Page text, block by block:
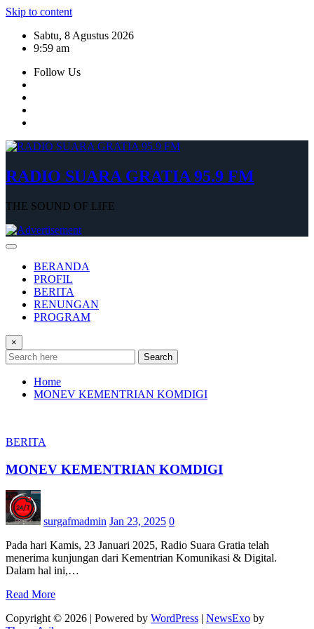
Skip to content
Sabtu, 8 Agustus 2026
9:59 am
Follow Us
RADIO SUARA GRATIA 95.9 FM
THE SOUND OF LIFE
BERANDA
PROFIL
BERITA
RENUNGAN
PROGRAM
×
Search
Home
MONEV KEMENTRIAN KOMDIGI
BERITA
MONEV KEMENTRIAN KOMDIGI
surgafmadmin Jan 23, 2025 0
Pada hari Kamis, 23 Januari 2025, Radio Suara Gratia telah
menerima kunjungan dari Kementrian Komunikasi & Digital.
Dalam hal ini,…
Read More
Copyright © 2026 | Powered by WordPress | NewsExo by